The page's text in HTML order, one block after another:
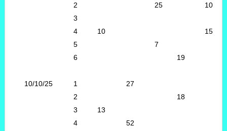
2 25
10
3
4
10
15
5
7
6
19
10/10/25 1
27
2
18
3
13
4
52